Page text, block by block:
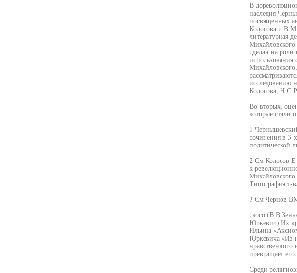
В
наследия
посвященных
Колосова и В М
литературная
Михайловского
сделан на роли
использования
исследованию
Колосова, Н С
Во-вторых,
которые стали
1
сочинения в 3-
политической
2 См Колосов Е
к
Михайловского
Типография т-
3 См Чернов
ского (В В
Юркевич) Их
Ильина
Юркевича «Из
нравственного
превращает
Среди